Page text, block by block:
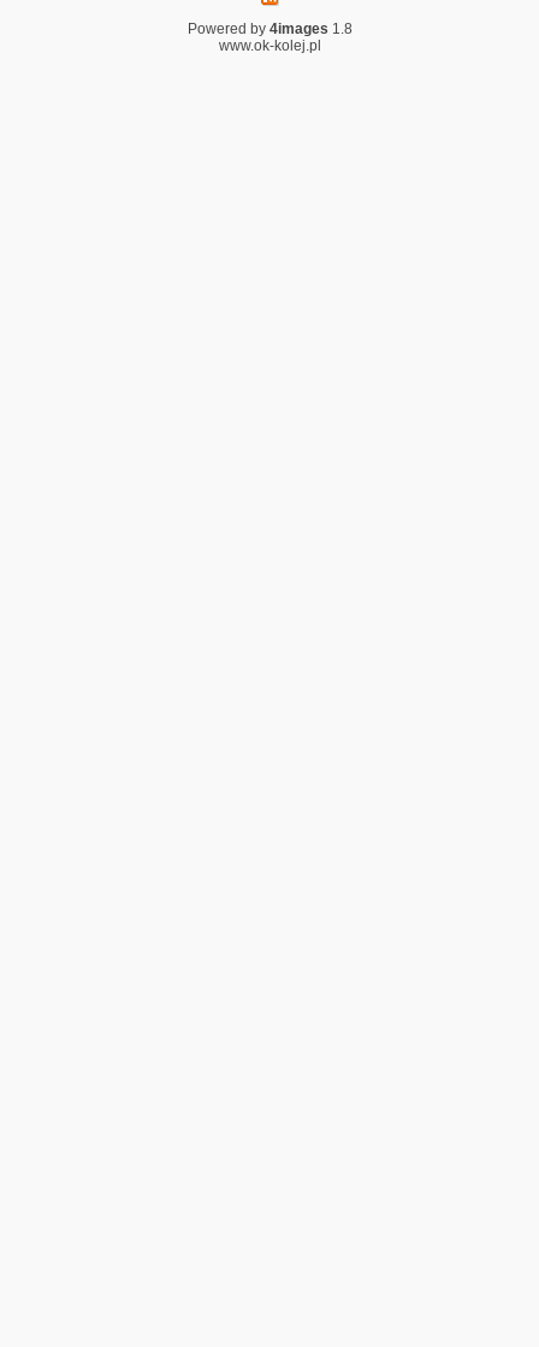
Powered by 4images 1.8
www.ok-kolej.pl